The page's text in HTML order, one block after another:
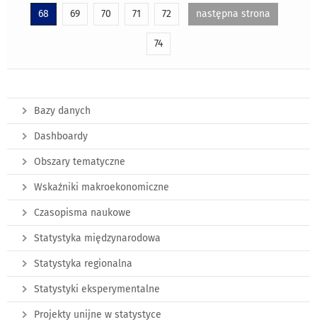
68 69 70 71 72 następna strona
74
Bazy danych
Dashboardy
Obszary tematyczne
Wskaźniki makroekonomiczne
Czasopisma naukowe
Statystyka międzynarodowa
Statystyka regionalna
Statystyki eksperymentalne
Projekty unijne w statystyce